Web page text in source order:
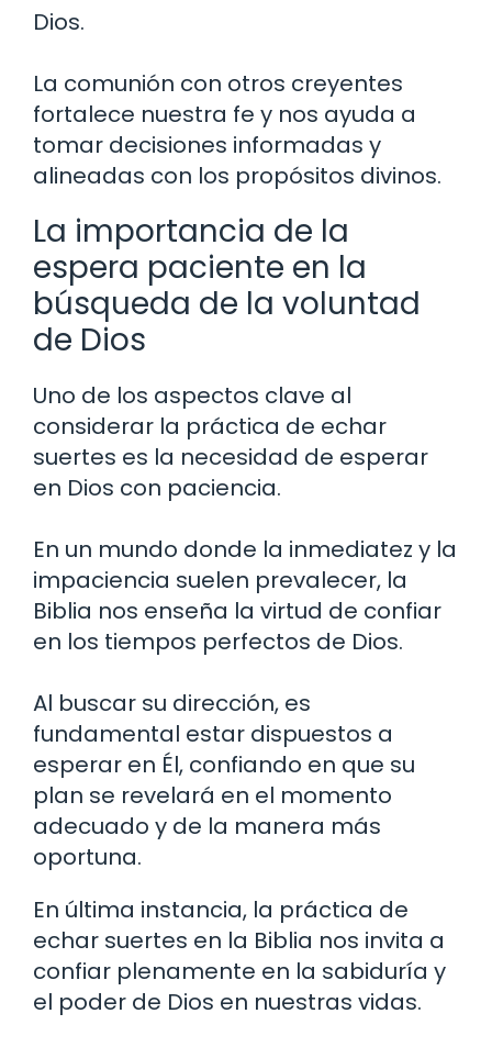
Dios.
La comunión con otros creyentes
fortalece nuestra fe y nos ayuda a
tomar decisiones informadas y
alineadas con los propósitos divinos.
La importancia de la
espera paciente en la
búsqueda de la voluntad
de Dios
Uno de los aspectos clave al
considerar la práctica de echar
suertes es la necesidad de esperar
en Dios con paciencia.
En un mundo donde la inmediatez y la
impaciencia suelen prevalecer, la
Biblia nos enseña la virtud de confiar
en los tiempos perfectos de Dios.
Al buscar su dirección, es
fundamental estar dispuestos a
esperar en Él, confiando en que su
plan se revelará en el momento
adecuado y de la manera más
oportuna.
En última instancia, la práctica de
echar suertes en la Biblia nos invita a
confiar plenamente en la sabiduría y
el poder de Dios en nuestras vidas.